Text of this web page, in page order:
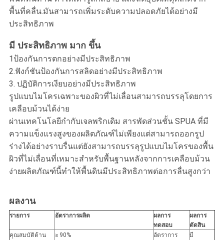
พื้นที่คลื่น.มันสามารถเพิ่มระดับความปลอดภัยได้อย่างมี
ประสิทธิภาพ
มี ประสิทธิภาพ มาก ขึ้น
1ป้องกันการตกอย่างมีประสิทธิภาพ
2.ฟังก์ชันป้องกันการสลิดอย่างมีประสิทธิภาพ
3. ปฏิบัติการเงียบอย่างมีประสิทธิภาพ
รูปแบบไมโครเฉพาะของผิวที่ไม่เลื่อนสามารถบรรลุโดยการ
เคลือบม้วนได้ง่าย
ผ่านเทคโนโลยีกํากับเจลพริกเดิม สารพัดส่วนชั้น SPUA ที่มี
ความแข็งแรงสูงของผลิตภัณฑ์ไม่เพียงแต่สามารถออกรูป
ร่างได้อย่างราบรื่นแต่ยังสามารถบรรลุรูปแบบไมโครของพื้น
ผิวที่ไม่เลื่อนที่เหมาะสําหรับพื้นฐานหลังจากการเคลือบม้วน
ง่ายผลิตภัณฑ์นี้ทําให้พื้นดินมีประสิทธิภาพต่อการลื่นสูงกว่า
ผลงาน
รายการ อัตราการผลิต
ผลการ
ทดสอบ
ผลการ
ตัดสิน
คุณสมบัติต้าน
≥ 90%
อัตราการ
มี